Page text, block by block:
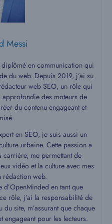
Messi
diplômé en communication qui
du web. Depuis 2019, j’ai su
web SEO, un rôle qui
approfondie des moteurs de
du contenu engageant et
en SEO, je suis aussi un
urbaine. Cette passion a
carrière, me permettant de
vidéo et la culture avec mes
rédaction web.
d’OpenMinded en tant que
rôle, j’ai la responsabilité de
site, m’assurant que chaque
engageant pour les lecteurs.